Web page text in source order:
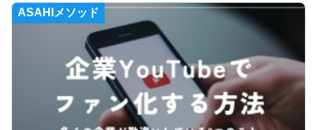
ASAHIメソッド